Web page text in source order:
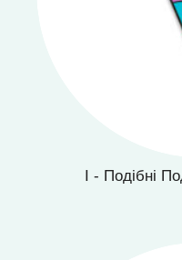
I - Подібні